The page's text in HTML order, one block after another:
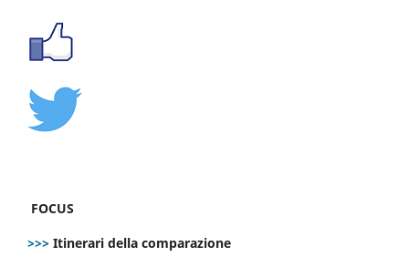
FOCUS
>>> Itinerari della comparazione